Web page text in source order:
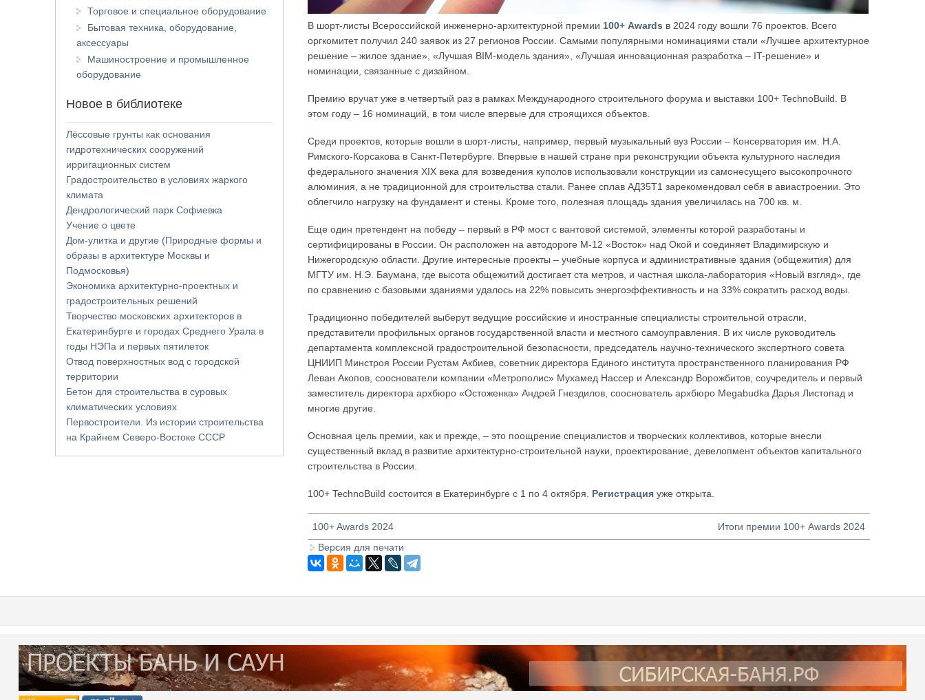
В шорт-листы Всероссийской инженерно-архитектурной премии 100+ Awards в 2024 году вошли 76 проектов. Всего
оргкомитет получил 240 заявок из 27 регионов России. Самыми популярными номинациями стали «Лучшее архитектурное
решение – жилое здание», «Лучшая BIM-модель здания», «Лучшая инновационная разработка – IT-решение» и
номинации, связанные с дизайном.
Премию вручат уже в четвертый раз в рамках Международного строительного форума и выставки 100+ TechnoBuild. В
этом году – 16 номинаций, в том числе впервые для строящихся объектов.
Среди проектов, которые вошли в шорт-листы, например, первый музыкальный вуз России – Консерватория им. Н.А.
Римского-Корсакова в Санкт-Петербурге. Впервые в нашей стране при реконструкции объекта культурного наследия
федерального значения XIX века для возведения куполов использовали конструкции из самонесущего высокопрочного
алюминия, а не традиционной для строительства стали. Ранее сплав АД35Т1 зарекомендовал себя в авиастроении. Это
облегчило нагрузку на фундамент и стены. Кроме того, полезная площадь здания увеличилась на 700 кв. м.
Еще один претендент на победу – первый в РФ мост с вантовой системой, элементы которой разработаны и
сертифицированы в России. Он расположен на автодороге М-12 «Восток» над Окой и соединяет Владимирскую и
Нижегородскую области. Другие интересные проекты – учебные корпуса и административные здания (общежития) для
МГТУ им. Н.Э. Баумана, где высота общежитий достигает ста метров, и частная школа-лаборатория «Новый взгляд», где
по сравнению с базовыми зданиями удалось на 22% повысить энергоэффективность и на 33% сократить расход воды.
Традиционно победителей выберут ведущие российские и иностранные специалисты строительной отрасли,
представители профильных органов государственной власти и местного самоуправления. В их числе руководитель
департамента комплексной градостроительной безопасности, председатель научно-технического экспертного совета
ЦНИИП Минстроя России Рустам Акбиев, советник директора Единого института пространственного планирования РФ
Леван Акопов, сооснователи компании «Метрополис» Мухамед Нассер и Александр Ворожбитов, соучредитель и первый
заместитель директора архбюро «Остоженка» Андрей Гнездилов, сооснователь архбюро Megabudka Дарья Листопад и
многие другие.
Основная цель премии, как и прежде, – это поощрение специалистов и творческих коллективов, которые внесли
существенный вклад в развитие архитектурно-строительной науки, проектирование, девелопмент объектов капитального
строительства в России.
100+ TechnoBuild состоится в Екатеринбурге с 1 по 4 октября. Регистрация уже открыта.
100+ Awards 2024
Итоги премии 100+ Awards 2024
Версия для печати
Торговое и специальное оборудование
Бытовая техника, оборудование,
аксессуары
Машиностроение и промышленное
оборудование
Новое в библиотеке
Лёссовые грунты как основания
гидротехнических сооружений
ирригационных систем
Градостроительство в условиях жаркого
климата
Дендрологический парк Софиевка
Учение о цвете
Дом-улитка и другие (Природные формы и
образы в архитектуре Москвы и
Подмосковья)
Экономика архитектурно-проектных и
градостроительных решений
Творчество московских архитекторов в
Екатеринбурге и городах Среднего Урала в
годы НЭПа и первых пятилеток
Отвод поверхностных вод с городской
территории
Бетон для строительства в суровых
климатических условиях
Первостроители. Из истории строительства
на Крайнем Северо-Востоке СССР